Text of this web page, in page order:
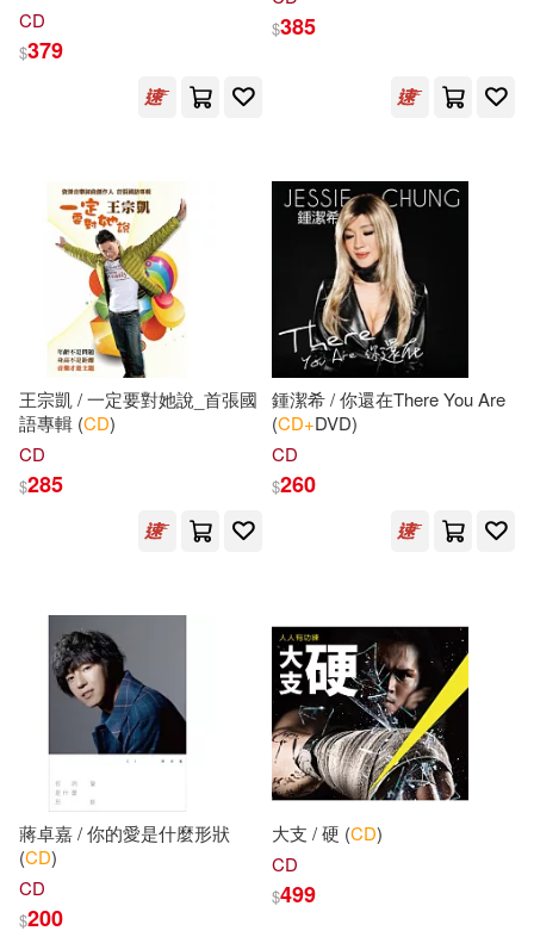
全國注冊會計師考試命題研究中心
張恆國(29) 高志斌(29)
Jarvis(28)
啟政公務員錄用考試命題研究中心
幼福製作部(28) 歐亞美等(28)
筆記項目組(28)
飛樂鳥工作室(28)
Ana C.(27) Herbert(27)
Larson(27) Rylant(27)
江西教育出版社(167)
麥浩斯(162) Orfeo(159)
悅文社(159)
Houghton Mifflin College Div(158)
復旦大學出版社(157)
教育部(155)
上海教育出版社(154)
武漢理工大學出版社(152)
CD
$379
$385
王宗凱 / 一定要對她說_首張國
語專輯 (CD)
CD
$285
鍾潔希 / 你還在There You Are
(CD+DVD)
CD
$260
蔣卓嘉 / 你的愛是什麼形狀
(CD)
CD
$200
大支 / 硬 (CD)
CD
$499